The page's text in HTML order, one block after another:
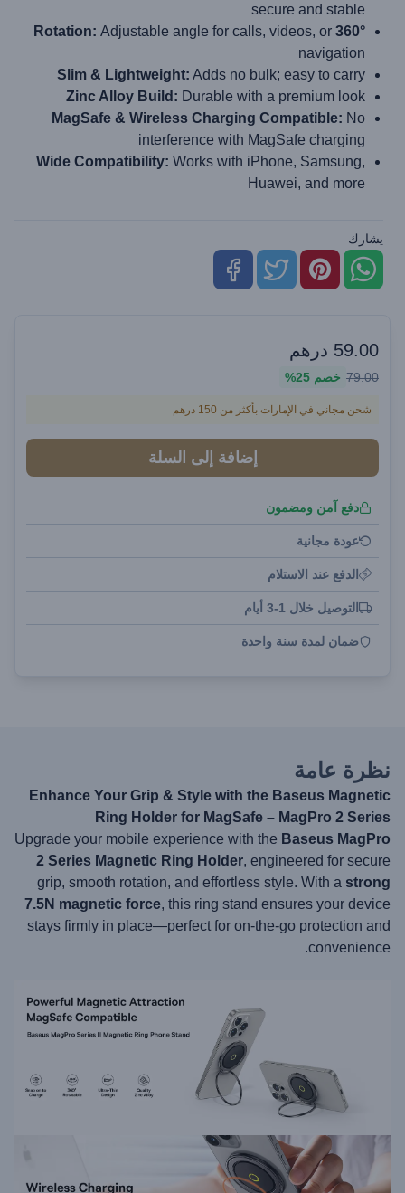
secure and stable
360° Rotation:
Adjustable angle for calls, videos, or
navigation
Slim & Lightweight: Adds no bulk; easy to carry
Zinc Alloy Build: Durable with a premium look
MagSafe & Wireless Charging Compatible: No
interference with MagSafe charging
Wide Compatibility: Works with iPhone, Samsung,
Huawei, and more
يشارك
59.00 درهم
79.00 خصم 25%
شحن مجاني في الإمارات بأكثر من 150 درهم
إضافة إلى السلة
دفع آمن ومضمون
عودة مجانية
الدفع عند الاستلام
التوصيل خلال 1-3 أيام
ضمان لمدة سنة واحدة
نظرة عامة
Enhance Your Grip & Style with the Baseus Magnetic
Ring Holder for MagSafe – MagPro 2 Series
Upgrade your mobile experience with the Baseus MagPro
2 Series Magnetic Ring Holder, engineered for secure
grip, smooth rotation, and effortless style. With a strong
7.5N magnetic force, this ring stand ensures your device
stays firmly in place—perfect for on-the-go protection and
convenience.